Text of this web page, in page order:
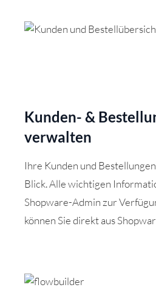
Kunden- &
verwalten
Ihre Kunden und
Blick. Alle wichtigen
Shopware-Admin zur
können Sie direkt aus